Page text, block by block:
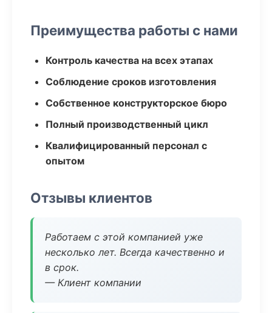
Преимущества работы с нами
Контроль качества на всех этапах
Соблюдение сроков изготовления
Собственное конструкторское бюро
Полный производственный цикл
Квалифицированный персонал с
опытом
Отзывы клиентов
Работаем с этой компанией уже
несколько лет. Всегда качественно и
в срок.
— Клиент компании